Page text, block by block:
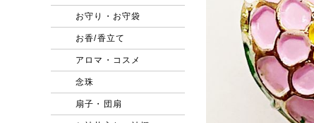
お守り・お守袋
お香/香立て
アロマ・コスメ
念珠
扇子・団扇